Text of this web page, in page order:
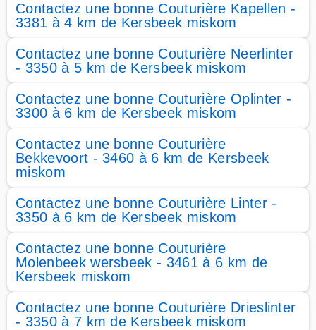
Contactez une bonne Couturière Kapellen -
3381 à 4 km de Kersbeek miskom
Contactez une bonne Couturière Neerlinter
- 3350 à 5 km de Kersbeek miskom
Contactez une bonne Couturière Oplinter -
3300 à 6 km de Kersbeek miskom
Contactez une bonne Couturière
Bekkevoort - 3460 à 6 km de Kersbeek
miskom
Contactez une bonne Couturière Linter -
3350 à 6 km de Kersbeek miskom
Contactez une bonne Couturière
Molenbeek wersbeek - 3461 à 6 km de
Kersbeek miskom
Contactez une bonne Couturière Drieslinter
- 3350 à 7 km de Kersbeek miskom